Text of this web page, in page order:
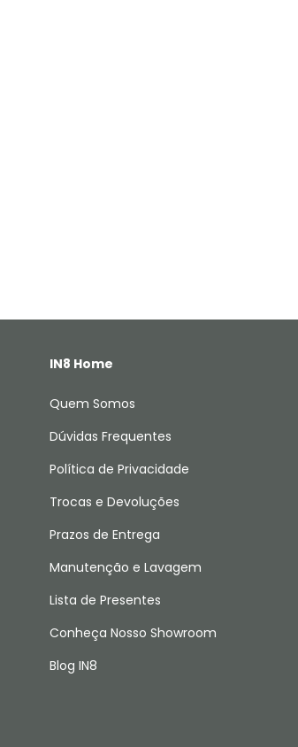
IN8 Home
Quem Somos
Dúvidas Frequentes
Política de Privacidade
Trocas e Devoluções
Prazos de Entrega
Manutenção e Lavagem
Lista de Presentes
Conheça Nosso Showroom
Blog IN8